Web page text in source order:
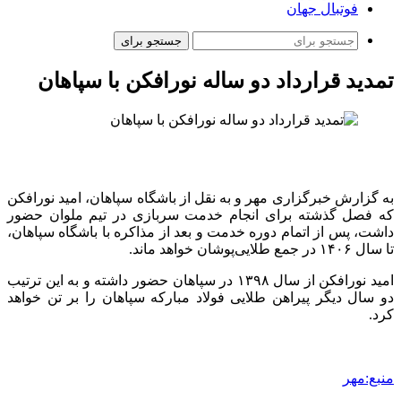
فوتبال جهان
جستجو برای
تمدید قرارداد دو ساله نورافکن با سپاهان
به گزارش خبرگزاری مهر و به نقل از باشگاه سپاهان، امید نورافکن
که فصل گذشته برای انجام خدمت سربازی در تیم ملوان حضور
داشت، پس از اتمام دوره خدمت و بعد از مذاکره با باشگاه سپاهان،
تا سال ۱۴۰۶ در جمع
طلایی‌پوشان خواهد ماند.
امید نورافکن از سال ۱۳۹۸ در سپاهان حضور داشته و به این ترتیب
دو سال دیگر پیراهن طلایی فولاد مبارکه سپاهان را بر تن خواهد
کرد.
منبع:مهر